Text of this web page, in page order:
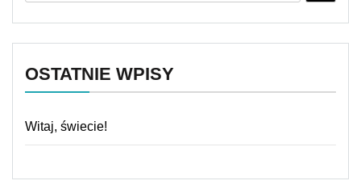
OSTATNIE WPISY
Witaj, świecie!